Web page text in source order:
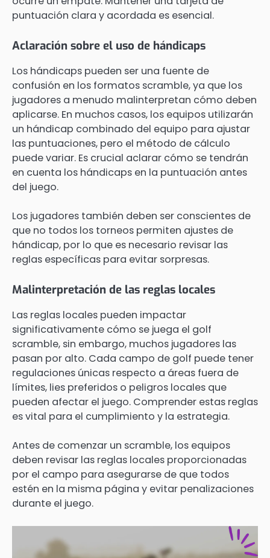
puntuación clara y acordada es esencial.
Aclaración sobre el uso de hándicaps
Los hándicaps pueden ser una fuente de
confusión en los formatos scramble, ya que los
jugadores a menudo malinterpretan cómo deben
aplicarse. En muchos casos, los equipos utilizarán
un hándicap combinado del equipo para ajustar
las puntuaciones, pero el método de cálculo
puede variar. Es crucial aclarar cómo se tendrán
en cuenta los hándicaps en la puntuación antes
del juego.
Los jugadores también deben ser conscientes de
que no todos los torneos permiten ajustes de
hándicap, por lo que es necesario revisar las
reglas específicas para evitar sorpresas.
Malinterpretación de las reglas locales
Las reglas locales pueden impactar
significativamente cómo se juega el golf
scramble, sin embargo, muchos jugadores las
pasan por alto. Cada campo de golf puede tener
regulaciones únicas respecto a áreas fuera de
límites, lies preferidos o peligros locales que
pueden afectar el juego. Comprender estas reglas
es vital para el cumplimiento y la estrategia.
Antes de comenzar un scramble, los equipos
deben revisar las reglas locales proporcionadas
por el campo para asegurarse de que todos
estén en la misma página y evitar penalizaciones
durante el juego.